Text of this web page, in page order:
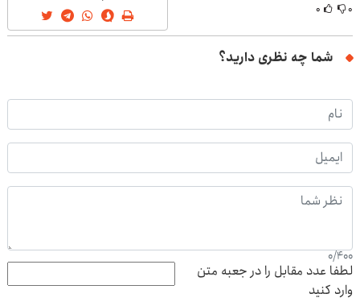
۰ ۰
شما چه نظری دارید؟
0/400
لطفا عدد مقابل را در جعبه متن
وارد کنید